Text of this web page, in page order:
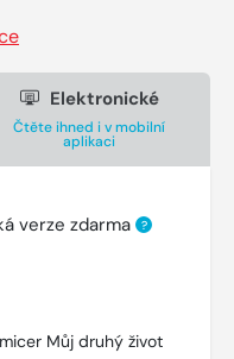
Elektronické
Čtěte ihned i v mobilní
aplikaci
verze zdarma ?
Můj druhý život